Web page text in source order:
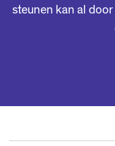
steunen kan al